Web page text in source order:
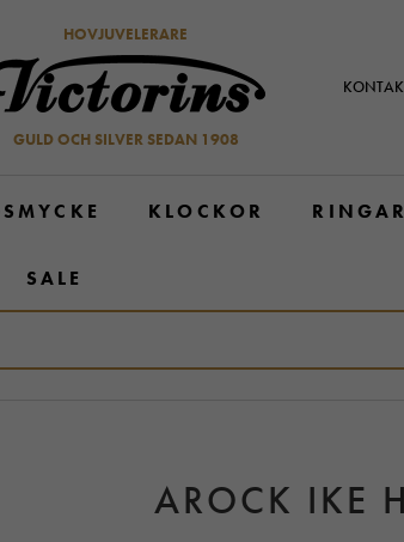
HOVJUVELERARE
GULD OCH SILVER SEDAN 1908
KLOCKOR RINGAR
SALE
AROCK IKE